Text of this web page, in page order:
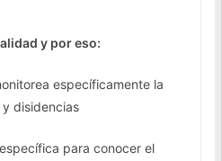
y por eso:
específicamente la
disidencias
para conocer el